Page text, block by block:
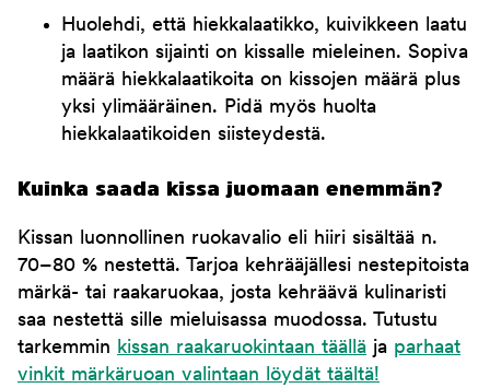
Huolehdi, että hiekkalaatikko, kuivikkeen laatu
ja laatikon sijainti on kissalle mieleinen. Sopiva
määrä hiekkalaatikoita on kissojen määrä plus
yksi ylimääräinen. Pidä myös huolta
hiekkalaatikoiden siisteydestä.
Kuinka saada kissa juomaan enemmän?
Kissan luonnollinen ruokavalio eli hiiri sisältää n.
70–80 % nestettä. Tarjoa kehrääjällesi nestepitoista
märkä- tai raakaruokaa, josta kehräävä kulinaristi
saa nestettä sille mieluisassa muodossa. Tutustu
tarkemmin kissan raakaruokintaan täällä ja parhaat
vinkit märkäruoan valintaan löydät täältä!